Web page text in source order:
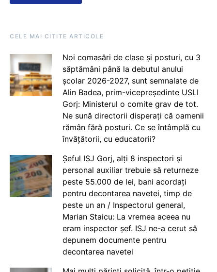
CELE MAI CITITE ARTICOLE
Noi comasări de clase și posturi, cu 3
săptămâni până la debutul anului
școlar 2026-2027, sunt semnalate de
Alin Badea, prim-vicepreședinte USLI
Gorj: Ministerul o comite grav de tot.
Ne sună directorii disperați că oamenii
rămân fără posturi. Ce se întâmplă cu
învățătorii, cu educatorii?
Șeful ISJ Gorj, alți 8 inspectori și
personal auxiliar trebuie să returneze
peste 55.000 de lei, bani acordați
pentru decontarea navetei, timp de
peste un an / Inspectorul general,
Marian Staicu: La vremea aceea nu
eram inspector șef. ISJ ne-a cerut să
depunem documente pentru
decontarea navetei